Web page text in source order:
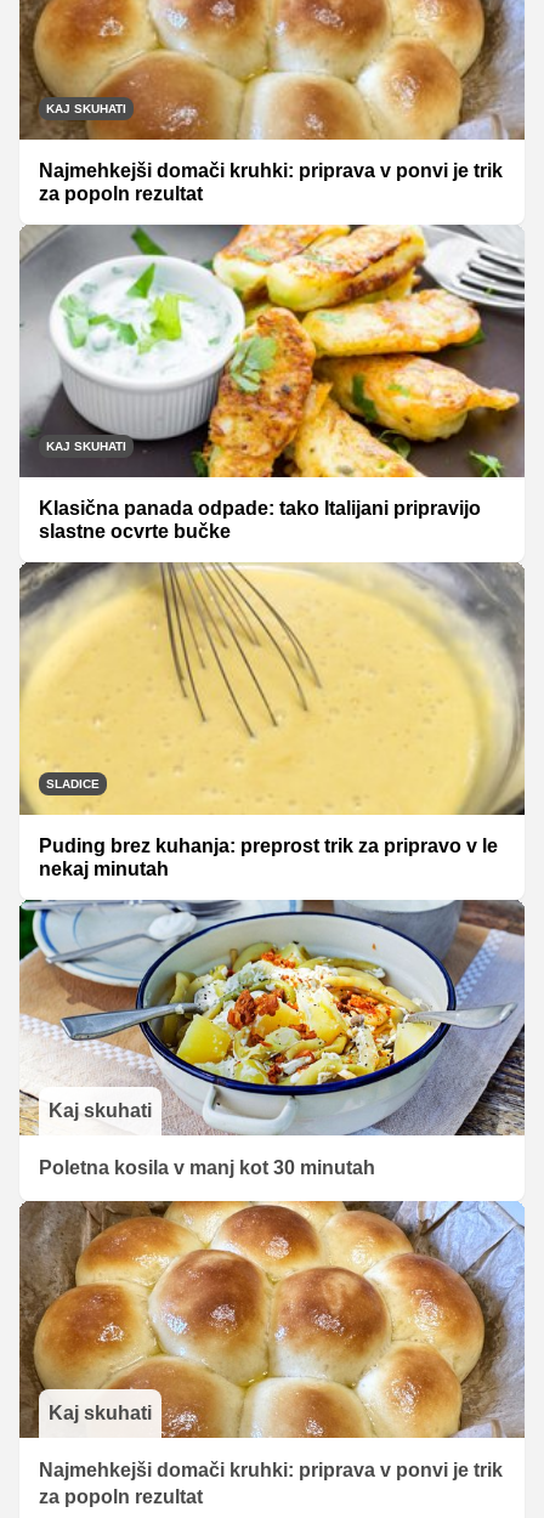
KAJ SKUHATI
Najmehkejši domači kruhki: priprava v ponvi je trik
za popoln rezultat
KAJ SKUHATI
Klasična panada odpade: tako Italijani pripravijo
slastne ocvrte bučke
SLADICE
Puding brez kuhanja: preprost trik za pripravo v le
nekaj minutah
Kaj skuhati
Poletna kosila v manj kot 30 minutah
Kaj skuhati
Najmehkejši domači kruhki: priprava v ponvi je trik
za popoln rezultat